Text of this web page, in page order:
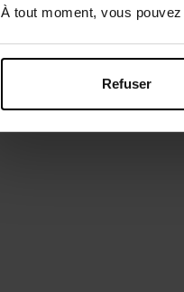
À tout moment, vous
Refuser
Exclusivité Web